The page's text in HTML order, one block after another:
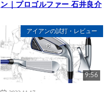
ン｜プロゴルファー 石井良介
アイアンの試打・レビュー
9:56